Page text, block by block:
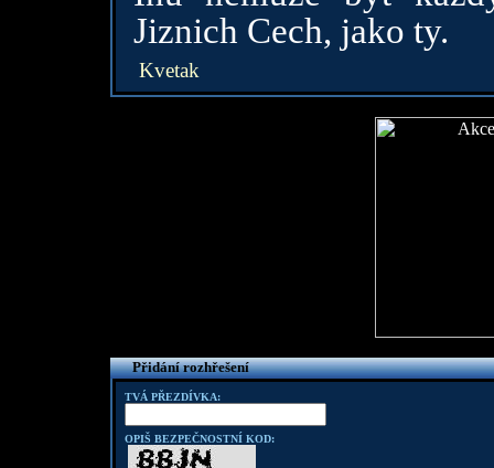
Jiznich Cech, jako ty.
Kvetak
Přidání rozhřešení
TVÁ PŘEZDÍVKA:
OPIŠ BEZPEČNOSTNÍ KOD: